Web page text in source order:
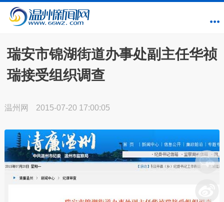
瑞安市锦湖街道办事处副主任华祯
瑞接受组织调查
温州网 2015-07-20 17:00:05